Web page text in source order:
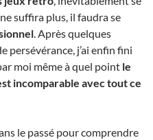
suffira plus, il faudra se
. Après quelques
persévérance, j’ai enfin fini
moi même à quel point le
incomparable avec tout ce
le passé pour comprendre